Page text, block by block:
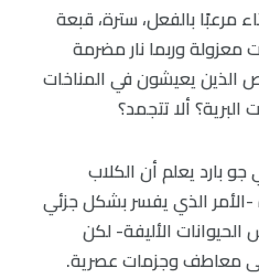
مرعبًا بالفعل، سترة، قبعة
وربما نار مضرمة
الذين يعيشون في المناخات
البرية؟ ألا تتجمد؟
بارد يعلم أن الكلاب
الذي يفسر بشكل جزئي
الحيوانات الأليفة- لكن
معاطف وجزمات عصرية.